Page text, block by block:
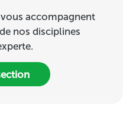
vous accompagnent
nos disciplines